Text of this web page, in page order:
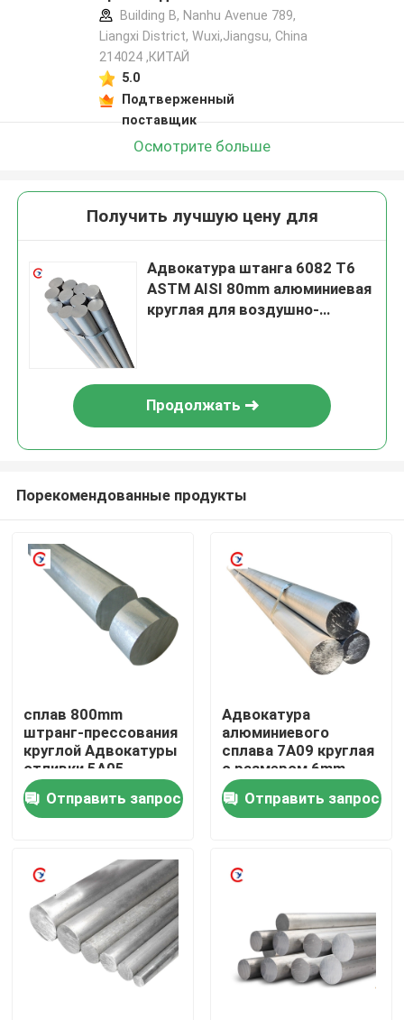
Товары
Видео
Тур по фабрике
Контроль качества
Building B, Nanhu Avenue 789,
Liangxi District, Wuxi,Jiangsu, China
214024 ,КИТАЙ
5.0
Подтверженный
поставщик
Осмотрите больше
Получить лучшую цену для
Адвокатура штанга 6082 T6
ASTM AISI 80mm алюминиевая
круглая для воздушно-
Продолжать
Порекомендованные продукты
сплав 800mm
штранг-прессования
круглой Адвокатуры
отливки 5A05
алюминиевый
Отправить запрос
Адвокатура
алюминиевого
сплава 7A09 круглая
с размером 6mm
8mm 10mm
Отправить запрос